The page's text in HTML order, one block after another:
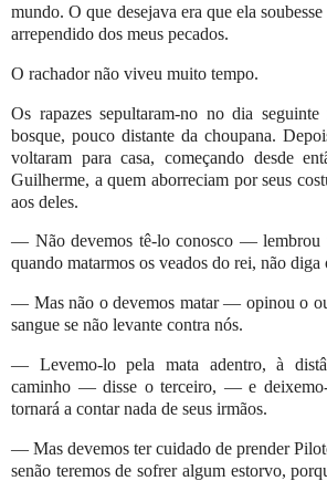
mundo. O que desejava era que ela
arrependido dos meus pecados.
O rachador não viveu muito tempo.
Os rapazes sepultaram-no no dia
bosque, pouco distante da choupana.
voltaram para casa, começando desde
Guilherme, a quem aborreciam por seus
aos deles.
— Não devemos tê-lo conosco — lembrou
quando matarmos os veados do rei, não diga
— Mas não o devemos matar — opinou o
sangue se não levante contra nós.
— Levemo-lo pela mata adentro, à
caminho — disse o terceiro, — e
tornará a contar nada de seus irmãos.
— Mas devemos ter cuidado de prender
senão teremos de sofrer algum estorvo,